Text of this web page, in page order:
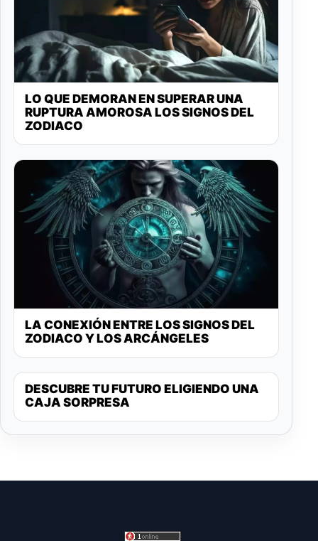
LO QUE DEMORAN EN SUPERAR UNA
RUPTURA AMOROSA LOS SIGNOS DEL
ZODIACO
LA CONEXIÓN ENTRE LOS SIGNOS DEL
ZODIACO Y LOS ARCÁNGELES
DESCUBRE TU FUTURO ELIGIENDO UNA
CAJA SORPRESA